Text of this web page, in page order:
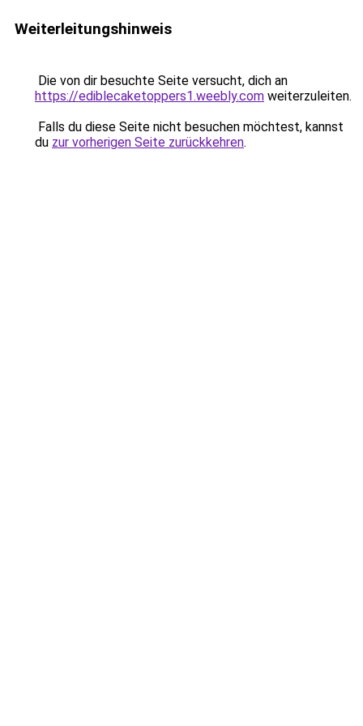
Weiterleitungshinweis
Die von dir besuchte Seite versucht, dich an
https://ediblecaketoppers1.weebly.com weiterzuleiten.
Falls du diese Seite nicht besuchen möchtest, kannst
du zur vorherigen Seite zurückkehren.